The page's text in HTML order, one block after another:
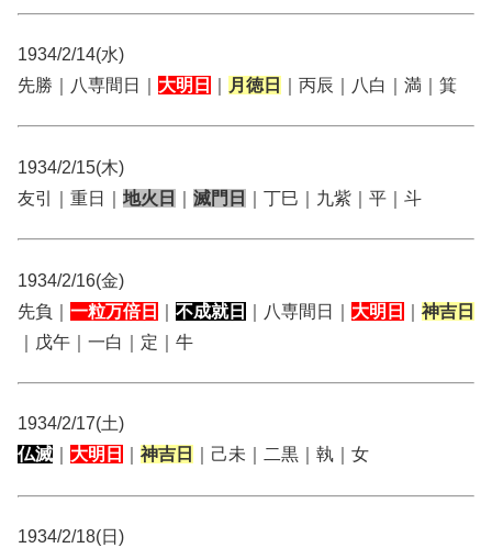
1934/2/14(水)
先勝｜八専間日｜ 大明日 月徳日 ｜丙辰｜八白｜満｜箕
1934/2/15(木)
友引｜重日｜ 地火日 滅門日 ｜丁巳｜九紫｜平｜斗
1934/2/16(金)
先負｜ 一粒万倍日 不成就日 ｜八専間日｜ 大明日
神吉日
｜戊午｜一白｜定｜牛
1934/2/17(土)
仏滅
大明日 神吉日 ｜己未｜二黒｜執｜女
1934/2/18(日)